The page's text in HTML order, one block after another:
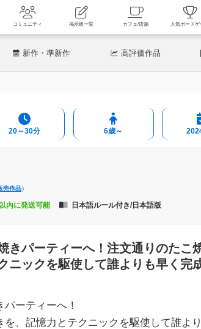
ドゲーム会 コミュニティ 掲示板一覧 カフェ/店舗
新作 ・準新作 高評価作品
20～30分 6歳～
売作品）
内に発送可能 日本語ルール付き/日本語版
きパーティーへ！注文通りのたこ
ニックを駆使して誰よりも早く完
ーティーへ！
を、記憶力とテクニックを駆使して誰よ